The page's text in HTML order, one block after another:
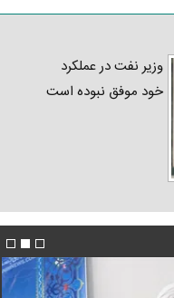
وزیر نفت در عملکرد
خود موفق نبوده است